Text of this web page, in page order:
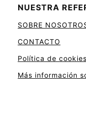
NUESTRA
SOBRE
CONTACTO
Política de cookies
Más información